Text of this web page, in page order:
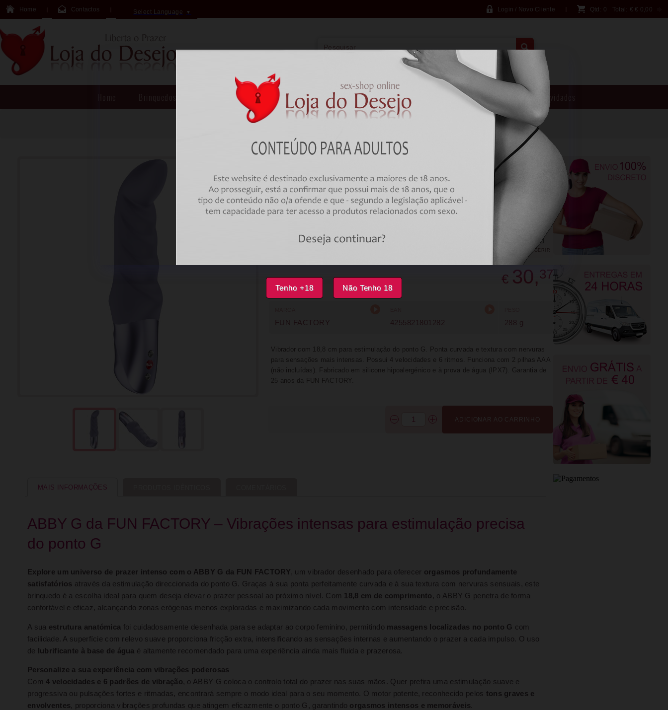
Tenho +18 Não Tenho 18
Home Contactos Select Language ▼ Login / Novo Cliente Qtd: 0 Total: € € 0,00
PESQUISA AVANÇADA
Home Brinquedos Sexuais Vibradores Lingerie Farmácia Brincadeiras Novidades
FUN FACTORY - ABBY G G-SPOT VIBRATOR LIGHT
VIOLET
Código:00034389
SUGERIR
€ 30,37
FUN FACTORY 4255821801282 288 g
Vibrador com 18,8 cm para estimulação do ponto G. Ponta curvada e textura com nervuras
para sensações mais intensas. Possui 4 velocidades e 6 ritmos. Funciona com 2 pilhas AAA
(não incluídas). Fabricado em silicone hipoalergénico e à prova de água (IPX7). Garantia de
25 anos da FUN FACTORY.
ADICIONAR AO CARRINHO
MAIS INFORMAÇÕES
ABBY G da FUN FACTORY – Vibrações intensas para estimulação precisa
do ponto G
Explore um universo de prazer intenso com o ABBY G da FUN FACTORY, um vibrador desenhado para oferecer orgasmos profundamente
satisfatórios através da estimulação direccionada do ponto G. Graças à sua ponta perfeitamente curvada e à sua textura com nervuras sensuais, este
brinquedo é a escolha ideal para quem deseja elevar o prazer pessoal ao próximo nível. Com 18,8 cm de comprimento , o ABBY G penetra de forma
confortável e eficaz, alcançando zonas erógenas menos exploradas e maximizando cada movimento com intensidade e precisão.
A sua estrutura anatómica foi cuidadosamente desenhada para se adaptar ao corpo feminino, permitindo massagens localizadas no ponto G com
facilidade. A superfície com relevo suave proporciona fricção extra, intensificando as sensações internas e aumentando o prazer a cada impulso. O uso
de lubrificante à base de água é altamente recomendado para uma experiência ainda mais fluida e prazerosa.
Personalize a sua experiência com vibrações poderosas
Com 4 velocidades e 6 padrões de vibração, o ABBY G coloca o controlo total do prazer nas suas mãos. Quer prefira uma estimulação suave e
progressiva ou pulsações fortes e ritmadas, encontrará sempre o modo ideal para o seu momento. O motor potente, reconhecido pelos tons graves e
envolventes, proporciona vibrações profundas que atingem eficazmente o ponto G, garantindo orgasmos intensos e memoráveis